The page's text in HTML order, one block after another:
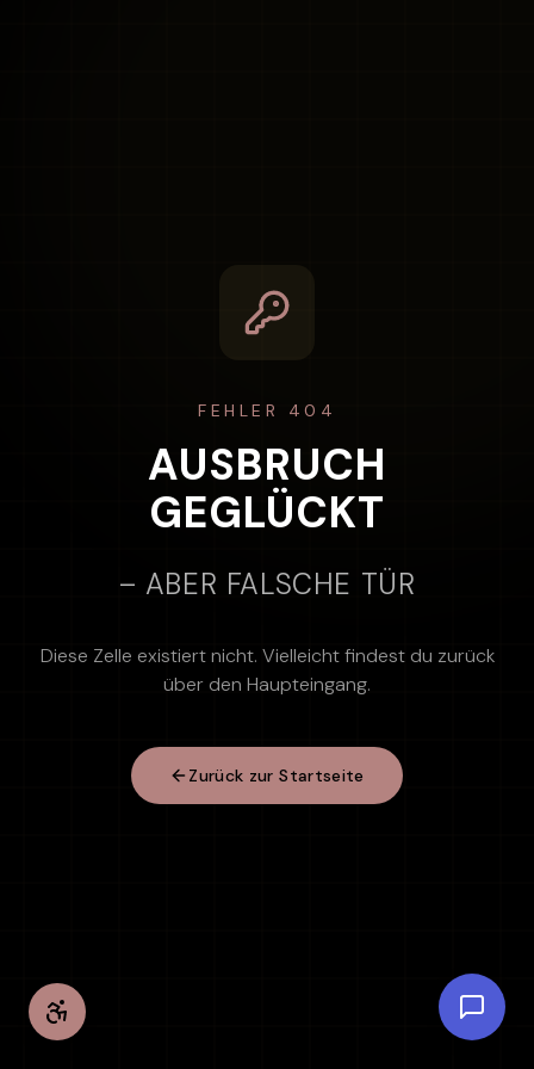
FEHLER 404
AUSBRUCH
GEGLÜCKT
– ABER FALSCHE TÜR
Diese Zelle existiert nicht. Vielleicht findest du zurück
über den Haupteingang.
Zurück zur Startseite